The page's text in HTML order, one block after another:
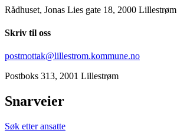
Rådhuset, Jonas Lies gate 18, 2000 Lillestrøm
Skriv til oss
postmottak@lillestrom.kommune.no
Postboks 313, 2001 Lillestrøm
Snarveier
Søk etter ansatte